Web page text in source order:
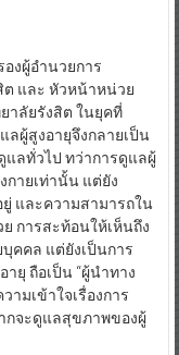
งผู้อำนวยการ
และ หัวหน้าหน่วย
าลัยรังสิต ในยุคที่
ลผู้สูงอายุจึงกลายเป็น
ลทั่วไป ทว่าการดูแลผู้
กายเท่านั้น แต่ยัง
และความสามารถใน
การสะท้อนให้เห็นถึง
คคล แต่ยังเป็นการ
ยุ ถือเป็น “ผู้นำทาง
มเข้าใจเรื่องการ
จะดูแลสุขภาพของผู้